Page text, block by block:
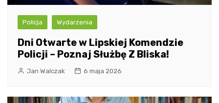
Policja Wydarzenia
Dni Otwarte w Lipskiej Komendzie
Policji – Poznaj Służbę Z Bliska!
Jan Walczak 6 maja 2026